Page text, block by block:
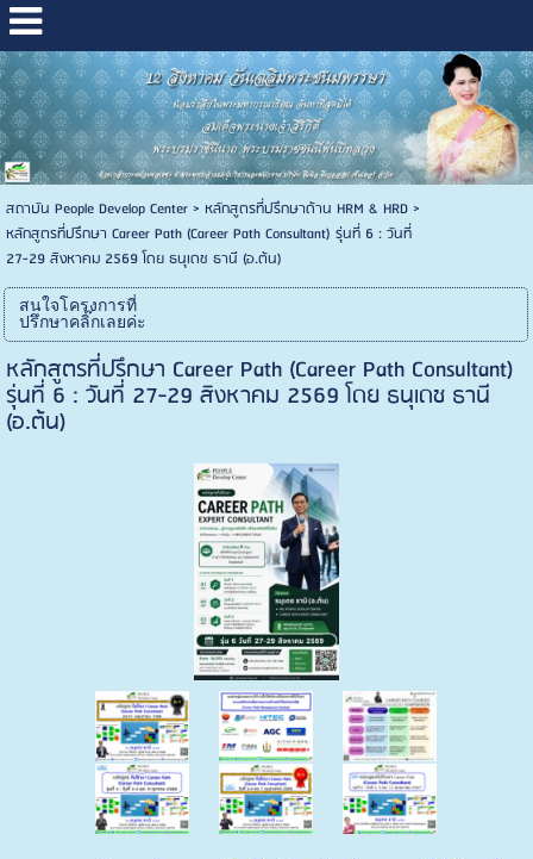
สถาบัน People Develop Center> หลักสูตรที่ปรึกษาด้าน HRM & HRD>
หลักสูตรที่ปรึกษา Career Path (Career Path Consultant) รุ่นที่ 6 : วันที่
27-29 สิงหาคม 2569 โดย ธนุเดช ธานี (อ.ต้น)
สนใจโครงการที่
ปรึกษาคลิ๊กเลยค่ะ
หลักสูตรที่ปรึกษา Career Path (Career Path Consultant)
รุ่นที่ 6 : วันที่ 27-29 สิงหาคม 2569 โดย ธนุเดช ธานี
(อ.ต้น)